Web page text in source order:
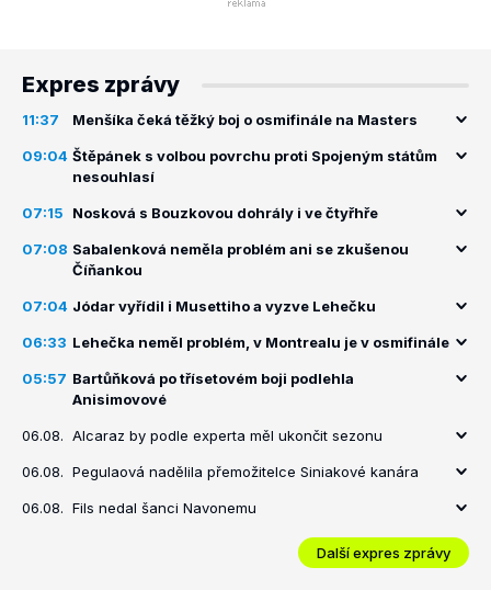
Expres zprávy
11:37 Menšíka čeká těžký boj o osmifinále na Masters
09:04 Štěpánek s volbou povrchu proti Spojeným státům
nesouhlasí
07:15 Nosková s Bouzkovou dohrály i ve čtyřhře
07:08 Sabalenková neměla problém ani se zkušenou
Číňankou
07:04 Jódar vyřídil i Musettiho a vyzve Lehečku
06:33 Lehečka neměl problém, v Montrealu je v osmifinále
05:57 Bartůňková po třísetovém boji podlehla
Anisimovové
06.08. Alcaraz by podle experta měl ukončit sezonu
06.08. Pegulaová nadělila přemožitelce Siniakové kanára
06.08. Fils nedal šanci Navonemu
Další expres zprávy